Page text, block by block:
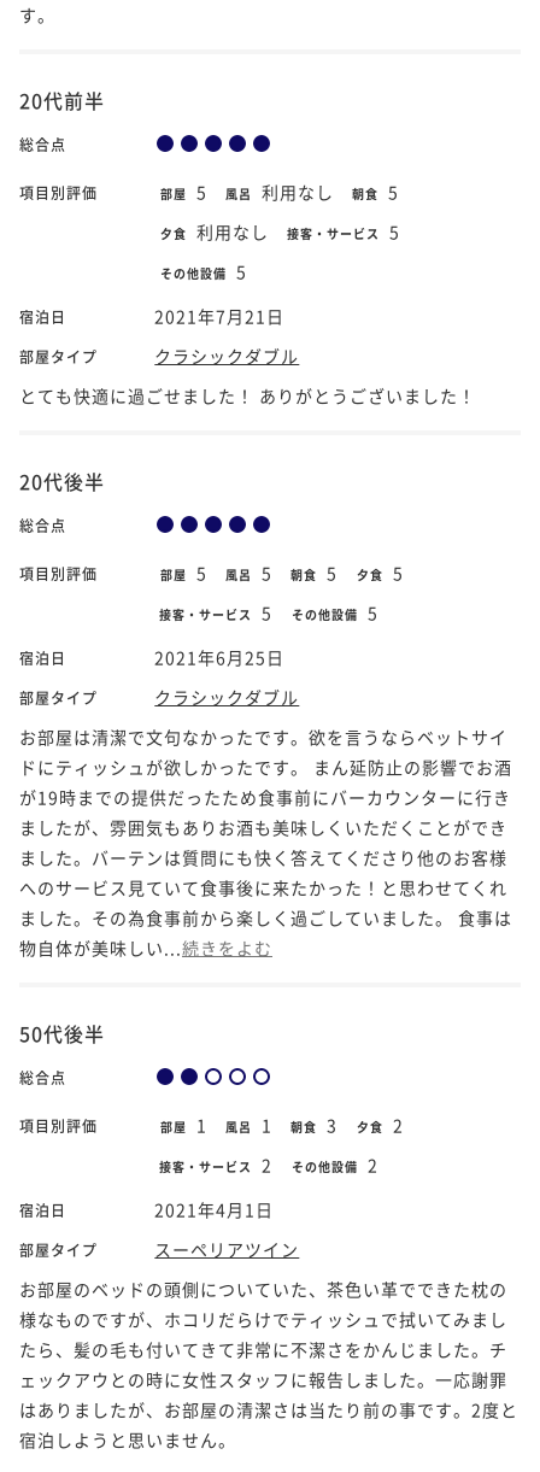
す。
20代前半
総合点
項目別評価 部屋 5 風呂 利用なし 朝食 5
夕食 利用なし 接客・サービス 5
その他設備 5
宿泊日 2021年7月21日
部屋タイプ
クラシックダブル
とても快適に過ごせました！ ありがとうございました！
20代後半
総合点
項目別評価 部屋 5 風呂 5 朝食 5 夕食 5
接客・サービス 5 その他設備 5
宿泊日 2021年6月25日
部屋タイプ
クラシックダブル
お部屋は清潔で文句なかったです。欲を言うならベットサイ
ドにティッシュが欲しかったです。 まん延防止の影響でお酒
が19時までの提供だったため食事前にバーカウンターに行き
ましたが、雰囲気もありお酒も美味しくいただくことができ
ました。バーテンは質問にも快く答えてくださり他のお客様
へのサービス見ていて食事後に来たかった！と思わせてくれ
ました。その為食事前から楽しく過ごしていました。 食事は
物自体が美味しい... 続きをよむ
50代後半
総合点
項目別評価 部屋 1 風呂 1 朝食 3 夕食 2
接客・サービス 2 その他設備 2
宿泊日 2021年4月1日
部屋タイプ
スーペリアツイン
お部屋のベッドの頭側についていた、茶色い革でできた枕の
様なものですが、ホコリだらけでティッシュで拭いてみまし
たら、髪の毛も付いてきて非常に不潔さをかんじました。チ
ェックアウとの時に女性スタッフに報告しました。一応謝罪
はありましたが、お部屋の清潔さは当たり前の事です。2度と
宿泊しようと思いません。